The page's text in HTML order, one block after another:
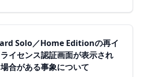
Solo／Home Editionの再イ
イセンス認証画面が表示され
合がある事象について